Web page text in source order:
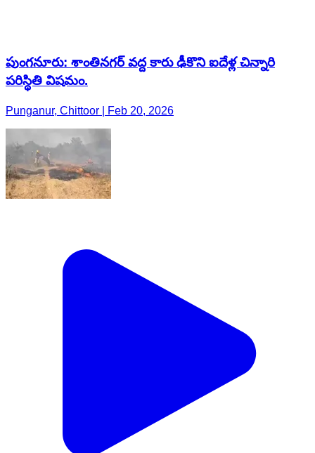
పుంగనూరు: శాంతినగర్ వద్ద కారు ఢీకొని ఐదేళ్ల చిన్నారి
పరిస్థితి విషమం.
Punganur, Chittoor | Feb 20, 2026